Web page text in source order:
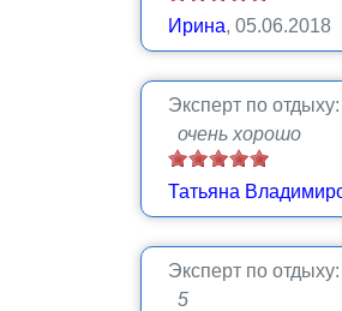
Ирина, 05.06.2018
Эксперт по отдыху:
очень хорошо
Татьяна
Эксперт по отдыху:
5